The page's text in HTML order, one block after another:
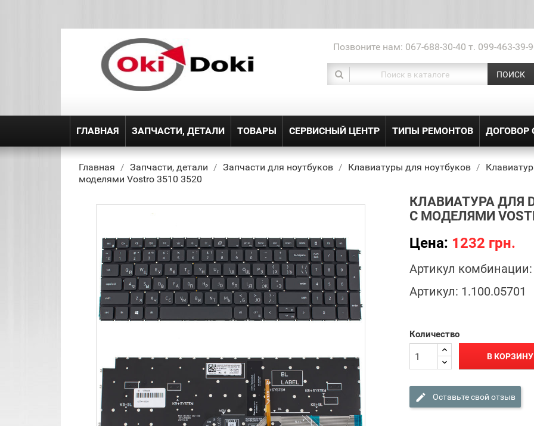
Позвоните нам: 067-688-30-40 т. 099-463-39-
ПОИСК
ГЛАВНАЯ ЗАПЧАСТИ, ДЕТАЛИ ТОВАРЫ СЕРВИСНЫЙ ЦЕНТР ТИПЫ РЕМОНТОВ ДОГОВОР
Главная Запчасти, детали Запчасти для ноутбуков Клавиатуры для ноутбуков
моделями Vostro 3510 3520
КЛАВИАТУРА ДЛЯ
С МОДЕЛЯМИ
Цена: 1232 грн.
Артикул комбинации:
Артикул: 1.100.05701
Количество
В КОРЗИНУ
Оставьте свой отзыв